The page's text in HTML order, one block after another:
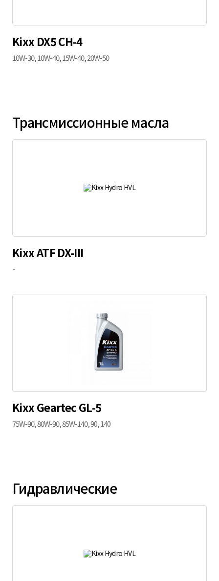
Kixx DX5 CH-4
10W-30, 10W-40, 15W-40, 20W-50
Трансмиссионные масла
Kixx ATF DX-III
-
Kixx Geartec GL-5
75W-90, 80W-90, 85W-140, 90, 140
Гидравлические